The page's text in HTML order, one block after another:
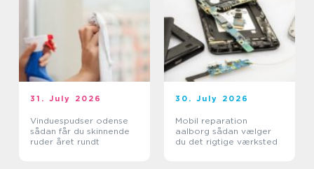
31. July 2026
Vinduespudser odense
sådan får du skinnende
ruder året rundt
30. July 2026
Mobil reparation
aalborg sådan vælger
du det rigtige værksted